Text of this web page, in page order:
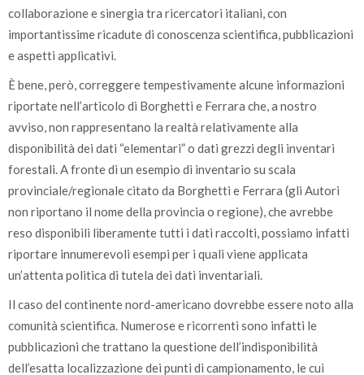
collaborazione e sinergia tra ricercatori italiani, con
importantissime ricadute di conoscenza scientifica, pubblicazioni
e aspetti applicativi.
È bene, però, correggere tempestivamente alcune informazioni
riportate nell’articolo di Borghetti e Ferrara che, a nostro
avviso, non rappresentano la realtà relativamente alla
disponibilità dei dati “elementari” o dati grezzi degli inventari
forestali. A fronte di un esempio di inventario su scala
provinciale/regionale citato da Borghetti e Ferrara (gli Autori
non riportano il nome della provincia o regione), che avrebbe
reso disponibili liberamente tutti i dati raccolti, possiamo infatti
riportare innumerevoli esempi per i quali viene applicata
un’attenta politica di tutela dei dati inventariali.
Il caso del continente nord-americano dovrebbe essere noto alla
comunità scientifica. Numerose e ricorrenti sono infatti le
pubblicazioni che trattano la questione dell’indisponibilità
dell’esatta localizzazione dei punti di campionamento, le cui